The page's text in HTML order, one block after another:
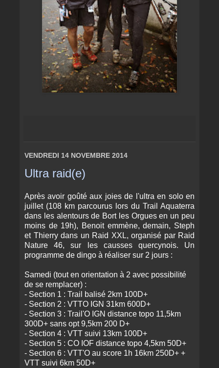
VENDREDI 14 NOVEMBRE 2014
Ultra raid(e)
Après avoir goûté aux joies de l'ultra en solo en
juillet (108 km parcourus lors du Trail Aquaterra
dans les alentours de Bort les Orgues en un peu
moins de 19h), Benoit emmène, demain, Steph
et Thierry dans un Raid XXL, organisé par Raid
Nature 46, sur les causses quercynois. Un
programme de dingo à réaliser sur 2 jours :
Samedi (tout en orientation à 2 avec possibilité
de se remplacer) :
- Section 1 : Trail balisé 2km 100D+
- Section 2 : VTTO IGN 31km 600D+
- Section 3 : Trail'O IGN distance topo 11,5km
300D+ sans opt 9,5km 200 D+
- Section 4 : VTT suivi 13km 100D+
- Section 5 : CO IOF distance topo 4,5km 50D+
- Section 6 : VTT'O au score 1h 16km 250D+ +
VTT suivi 6km 50D+